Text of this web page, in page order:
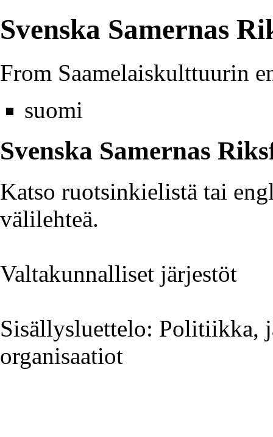
Svenska Samernas
From Saamelaiskulttuurin
suomi
Svenska Samernas
Katso ruotsinkielistä tai
välilehteä.
Valtakunnalliset järjestöt
Sisällysluettelo: Politiikka,
organisaatiot